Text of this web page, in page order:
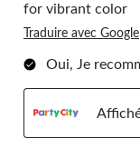
for vibrant color
Traduire avec Google
Oui, Je